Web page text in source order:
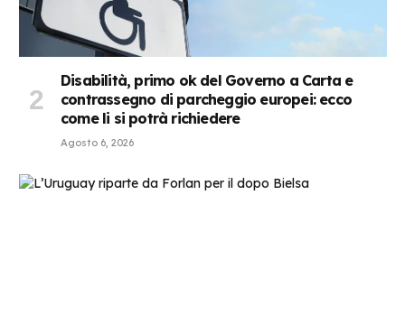
Disabilità, primo ok del Governo a Carta e
contrassegno di parcheggio europei: ecco
come li si potrà richiedere
Agosto 6, 2026